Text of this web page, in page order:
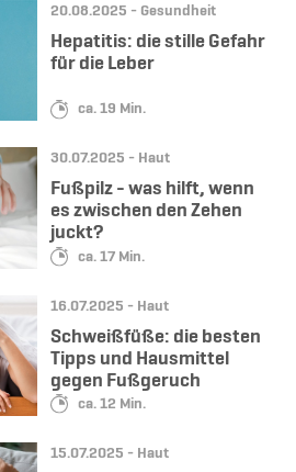
Datum:
20.08.2025 - Kategorie:
Gesundheit
Lesedauer:
ca. 19 Min.
Hepatitis: die stille Gefahr
für die Leber
Datum:
30.07.2025 - Kategorie:
Haut
Lesedauer:
ca. 17 Min.
Fußpilz - was hilft, wenn
es zwischen den Zehen
juckt?
Datum:
16.07.2025 - Kategorie:
Haut
Lesedauer:
ca. 12 Min.
Schweißfüße: die besten
Tipps und Hausmittel
gegen Fußgeruch
Datum:
15.07.2025 - Kategorie:
Haut